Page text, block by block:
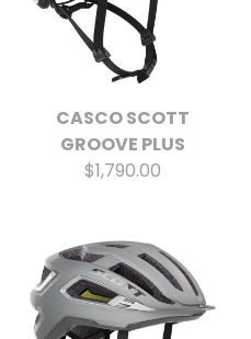
CASCO SCOTT
GROOVE PLUS
$1,790.00